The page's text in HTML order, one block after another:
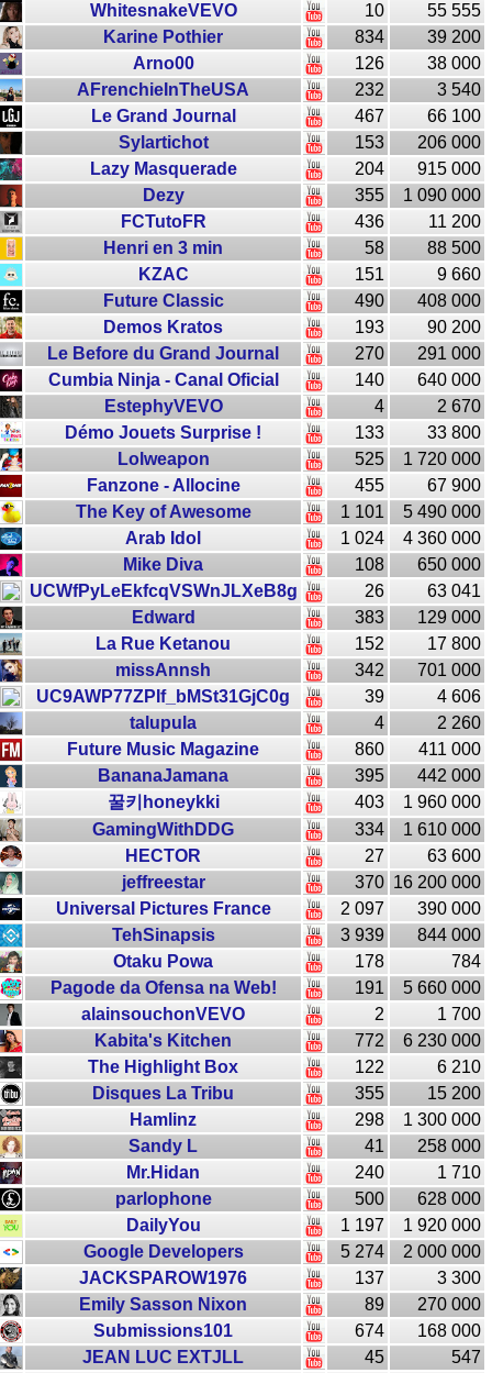
WhitesnakeVEVO
10
55 555
Karine Pothier
834
39 200
Arno00
126
38 000
AFrenchieInTheUSA
232
3 540
Le Grand Journal
467
66 100
Sylartichot
153
206 000
Lazy Masquerade
204
915 000
Dezy
355
1 090 000
FCTutoFR
436
11 200
Henri en 3 min
58
88 500
KZAC
151
9 660
Future Classic
490
408 000
Demos Kratos
193
90 200
Le Before du Grand Journal
270
291 000
Cumbia Ninja - Canal Oficial
140
640 000
EstephyVEVO
4
2 670
Démo Jouets Surprise !
133
33 800
Lolweapon
525
1 720 000
Fanzone - Allocine
455
67 900
The Key of Awesome
1 101
5 490 000
Arab Idol
1 024
4 360 000
Mike Diva
108
650 000
UCWfPyLeEkfcqVSWnJLXeB8g
26
63 041
Edward
383
129 000
La Rue Ketanou
152
17 800
missAnnsh
342
701 000
UC9AWP77ZPIf_bMSt31GjC0g
39
4 606
talupula
4
2 260
Future Music Magazine
860
411 000
BananaJamana
395
442 000
꿀키honeykki
403
1 960 000
GamingWithDDG
334
1 610 000
HECTOR
27
63 600
jeffreestar
370 16 200 000
Universal Pictures France
2 097
390 000
TehSinapsis
3 939
844 000
Otaku Powa
178
784
Pagode da Ofensa na Web!
191
5 660 000
alainsouchonVEVO
2
1 700
Kabita's Kitchen
772
6 230 000
The Highlight Box
122
6 210
Disques La Tribu
355
15 200
Hamlinz
298
1 300 000
Sandy L
41
258 000
Mr.Hidan
240
1 710
parlophone
500
628 000
DailyYou
1 197
1 920 000
Google Developers
5 274
2 000 000
JACKSPAROW1976
137
3 300
Emily Sasson Nixon
89
270 000
Submissions101
674
168 000
JEAN LUC EXTJLL
45
547